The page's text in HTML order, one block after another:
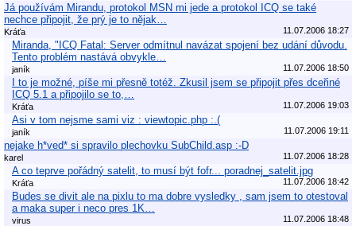
Já používám Mirandu, protokol MSN mi jede a protokol ICQ se také
nechce připojit, že prý je to nějak…
Kráťa 11.07.2006 18:27
Miranda, "ICQ Fatal: Server odmítnul navázat spojení bez udání důvodu.
Tento problém nastává obvykle…
janík 11.07.2006 18:50
I to je možné, píše mi přesně totéž. Zkusil jsem se připojit přes dceřiné
ICQ 5.1 a připojilo se to,…
Kráťa 11.07.2006 19:03
Asi v tom nejsme sami viz : viewtopic.php :.(
janík 11.07.2006 19:11
nejake h*ved* si spravilo plechovku SubChild.asp :-D
karel 11.07.2006 18:28
A co teprve pořádný satelit, to musí být fofr... poradnej_satelit.jpg
Kráťa 11.07.2006 18:42
Budes se divit ale na pixlu to ma dobre vysledky , sam jsem to otestoval
a maka super i neco pres 1K…
virus 11.07.2006 18:48